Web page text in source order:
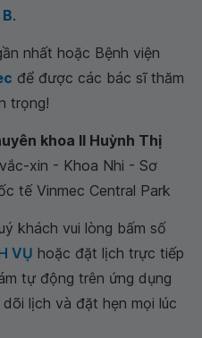
.
nhất hoặc Bệnh viện
để được các bác sĩ thăm
trọng!
khoa II Huỳnh Thị
xin - Khoa Nhi - Sơ
tế Vinmec Central Park
khách vui lòng bấm số
VỤ hoặc đặt lịch trực tiếp
tự động trên ứng dụng
lịch và đặt hẹn mọi lúc